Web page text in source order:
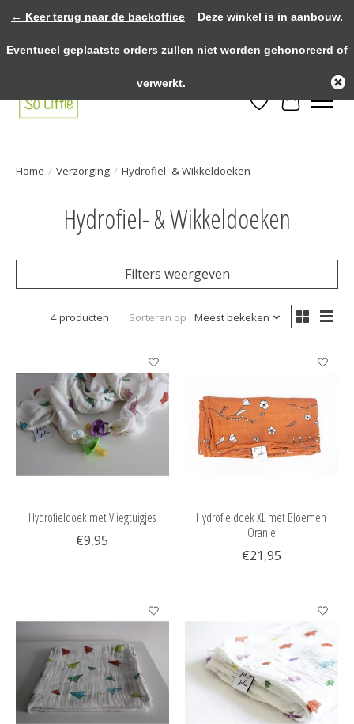
vanaf €75,- binnen NL! >>>> Fysieke winkel in Heythuysen!
Verlanglijst
Home / Verzorging / Hydrofiel- & Wikkeldoeken
Hydrofiel- & Wikkeldoeken
Filters weergeven
4 producten Sorteren op Meest bekeken
Hydrofieldoek met Vliegtuigjes
€9,95
Hydrofieldoek XL met Bloemen
Oranje
€21,95
← Keer terug naar de backoffice Deze winkel is in aanbouw.
Eventueel geplaatste orders zullen niet worden gehonoreerd of
verwerkt.